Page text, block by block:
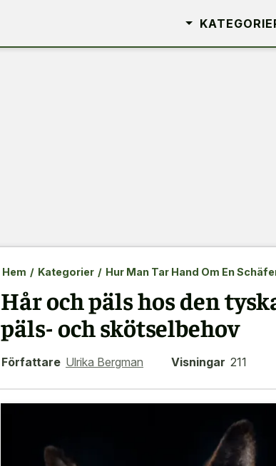
Hem / Kategorier / Hur Man Tar Hand Om En
Hår och päls hos den
päls- och skötselbehov
Författare Ulrika Bergman Visningar 211